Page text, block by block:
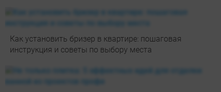
Как установить бризер в квартире: пошаговая
инструкция и советы по выбору места